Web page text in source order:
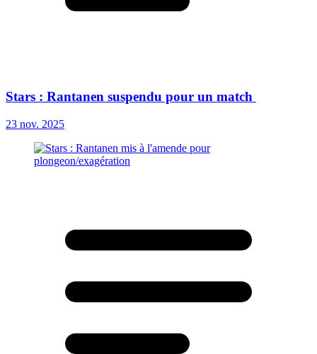
Stars : Rantanen suspendu pour un match
23 nov. 2025